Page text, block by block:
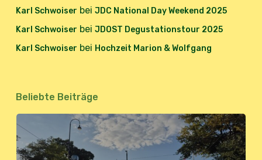
Karl Schwoiser bei JDC National Day Weekend 2025
Karl Schwoiser bei JDOST Degustationstour 2025
Karl Schwoiser bei Hochzeit Marion & Wolfgang
Beliebte Beiträge